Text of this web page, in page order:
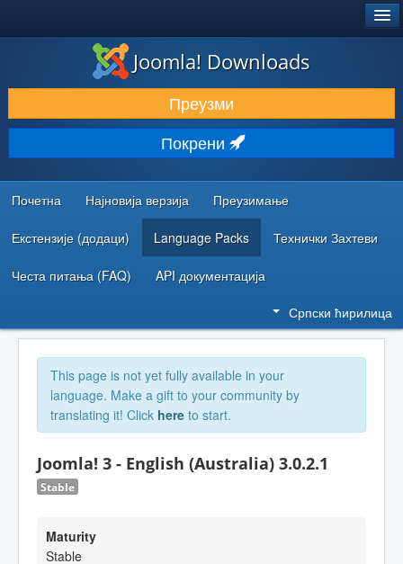
ПРЕУЗИМАЊЕ И ПРОШИРЕЊА (ЕКСТЕНЗИЈЕ)
ОТКРИЈТЕ И НАУЧИТЕ
ЗАЈЕДНИЦА И ПОДРШКА
РЕСУРСИ ЗА РАЗВОЈ
Joomla! Downloads
Преузми
Покрени
Почетна Најновија верзија Преузимање
Екстензије (додаци) Language Packs Технички Захтеви
Честа питања (FAQ) API документација
Српски ћирилица
This page is not yet fully available in your
language. Make a gift to your community by
translating it! Click here to start.
Joomla! 3 - English (Australia) 3.0.2.1
Stable
Maturity
Stable